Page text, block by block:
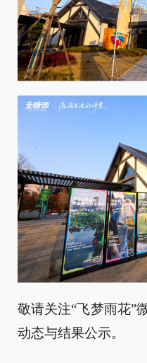
敬请关注“飞梦雨花”
动态与结果公示。